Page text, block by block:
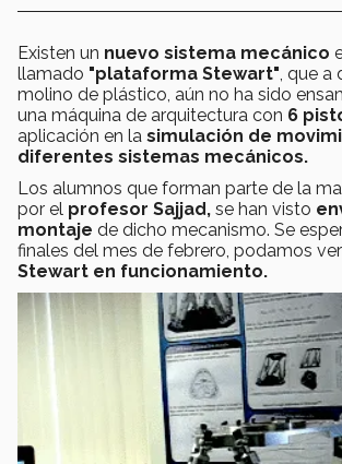
Existen un nuevo sistema mecánico
llamado "plataforma Stewart", que a
molino de plástico, aún no ha sido
una máquina de arquitectura con 6
aplicación en la simulación de
diferentes sistemas mecánicos.
Los alumnos que forman parte de la
por el profesor Sajjad, se han visto
montaje de dicho mecanismo. Se
finales del mes de febrero, podamos ver
Stewart en funcionamiento.